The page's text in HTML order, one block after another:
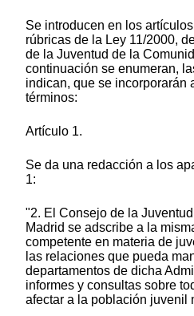
Se introducen en los
rúbricas de la Ley 11/2000,
de la Juventud de la
continuación se enumeran,
indican, que se incorporarán
términos:
Artículo 1.
Se da una redacción a los
1:
"2. El Consejo de la
Madrid se adscribe a la
competente en materia de
las relaciones que pueda
departamentos de dicha
informes y consultas sobre
afectar a la población juvenil